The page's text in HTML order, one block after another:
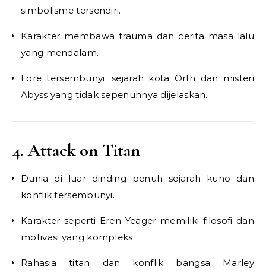
simbolisme tersendiri.
Karakter membawa trauma dan cerita masa lalu
yang mendalam.
Lore tersembunyi: sejarah kota Orth dan misteri
Abyss yang tidak sepenuhnya dijelaskan.
4. Attack on Titan
Dunia di luar dinding penuh sejarah kuno dan
konflik tersembunyi.
Karakter seperti Eren Yeager memiliki filosofi dan
motivasi yang kompleks.
Rahasia titan dan konflik bangsa Marley